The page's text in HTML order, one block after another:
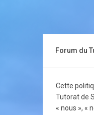
Forum du
Cette
Tutorat de
« nous », «